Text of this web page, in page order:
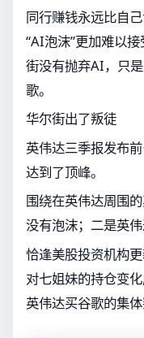
同行赚钱永远比自
“AI泡沫”更加难以
街没有抛弃AI，只
歌。
华尔街出了叛徒
英伟达三季报发布
达到了顶峰。
围绕在英伟达周围
没有泡沫；二是英伟
恰逢美股投资机构
对七姐妹的持仓变
英伟达买谷歌的集体